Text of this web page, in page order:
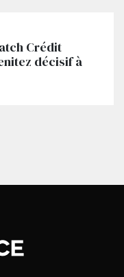
Crédit
décisif à
1)